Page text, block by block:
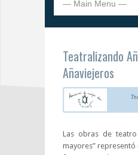
Teatralizando
Añaviejeros
Las obras de
mayores”